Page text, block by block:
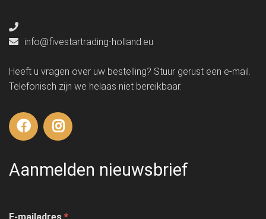
info@fivestartrading-holland.eu
Heeft u vragen over uw bestelling? Stuur gerust een e-mail.
Telefonisch zijn we helaas niet bereikbaar.
Aanmelden nieuwsbrief